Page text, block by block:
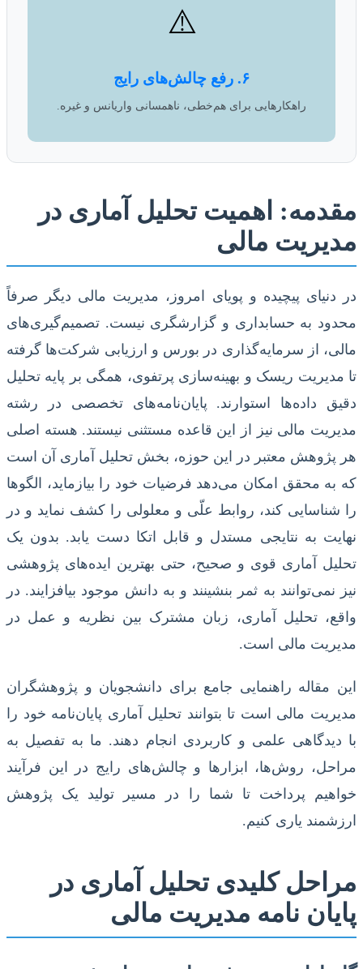
⚠️
۶. رفع چالش‌های رایج
راهکارهایی برای هم‌خطی، ناهمسانی واریانس و غیره.
مقدمه: اهمیت تحلیل آماری در
مدیریت مالی
در دنیای پیچیده و پویای امروز، مدیریت مالی دیگر صرفاً
محدود به حسابداری و گزارشگری نیست. تصمیم‌گیری‌های
مالی، از سرمایه‌گذاری در بورس و ارزیابی شرکت‌ها گرفته
تا مدیریت ریسک و بهینه‌سازی پرتفوی، همگی بر پایه تحلیل
دقیق داده‌ها استوارند. پایان‌نامه‌های تخصصی در رشته
مدیریت مالی نیز از این قاعده مستثنی نیستند. هسته اصلی
هر پژوهش معتبر در این حوزه، بخش تحلیل آماری آن است
که به محقق امکان می‌دهد فرضیات خود را بیازماید، الگوها
را شناسایی کند، روابط علّی و معلولی را کشف نماید و در
نهایت به نتایجی مستدل و قابل اتکا دست یابد. بدون یک
تحلیل آماری قوی و صحیح، حتی بهترین ایده‌های پژوهشی
نیز نمی‌توانند به ثمر بنشینند و به دانش موجود بیافزایند. در
واقع، تحلیل آماری، زبان مشترک بین نظریه و عمل در
مدیریت مالی است.
این مقاله راهنمایی جامع برای دانشجویان و پژوهشگران
مدیریت مالی است تا بتوانند تحلیل آماری پایان‌نامه خود را
با دیدگاهی علمی و کاربردی انجام دهند. ما به تفصیل به
مراحل، روش‌ها، ابزارها و چالش‌های رایج در این فرآیند
خواهیم پرداخت تا شما را در مسیر تولید یک پژوهش
ارزشمند یاری کنیم.
مراحل کلیدی تحلیل آماری در
پایان نامه مدیریت مالی